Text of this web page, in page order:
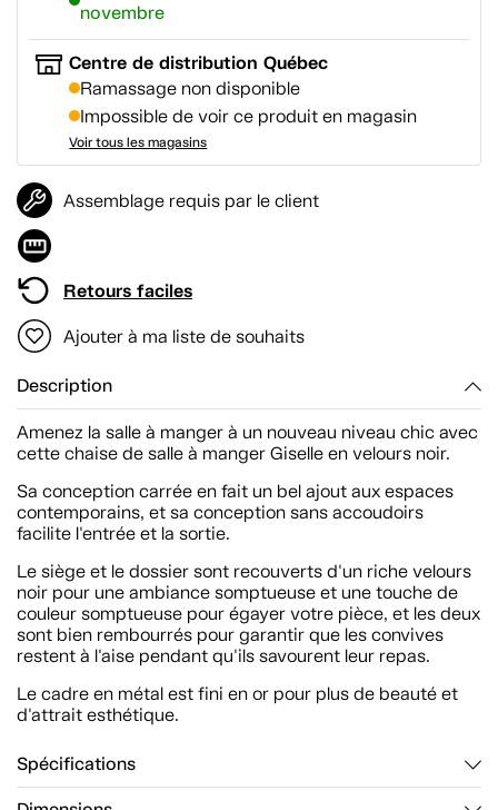
novembre
Centre de distribution Québec
Ramassage non disponible
Impossible de voir ce produit en magasin
Voir tous les magasins
Assemblage requis par le client
Retours faciles
Ajouter à ma liste de souhaits
Description
Amenez la salle à manger à un nouveau niveau chic avec
cette chaise de salle à manger Giselle en velours noir.
Sa conception carrée en fait un bel ajout aux espaces
contemporains, et sa conception sans accoudoirs
facilite l'entrée et la sortie.
Le siège et le dossier sont recouverts d'un riche velours
noir pour une ambiance somptueuse et une touche de
couleur somptueuse pour égayer votre pièce, et les deux
sont bien rembourrés pour garantir que les convives
restent à l'aise pendant qu'ils savourent leur repas.
Le cadre en métal est fini en or pour plus de beauté et
d'attrait esthétique.
Spécifications